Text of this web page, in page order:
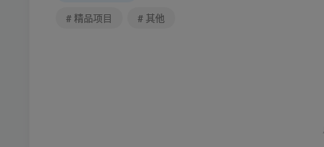
# 精品项目
# 其他